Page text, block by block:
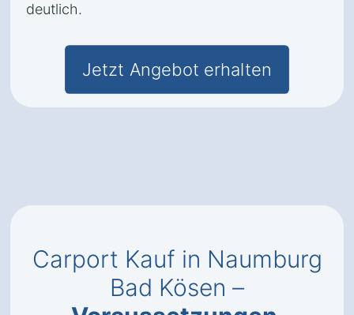
deutlich.
Jetzt Angebot erhalten
Carport Kauf in Naumburg
Bad Kösen –